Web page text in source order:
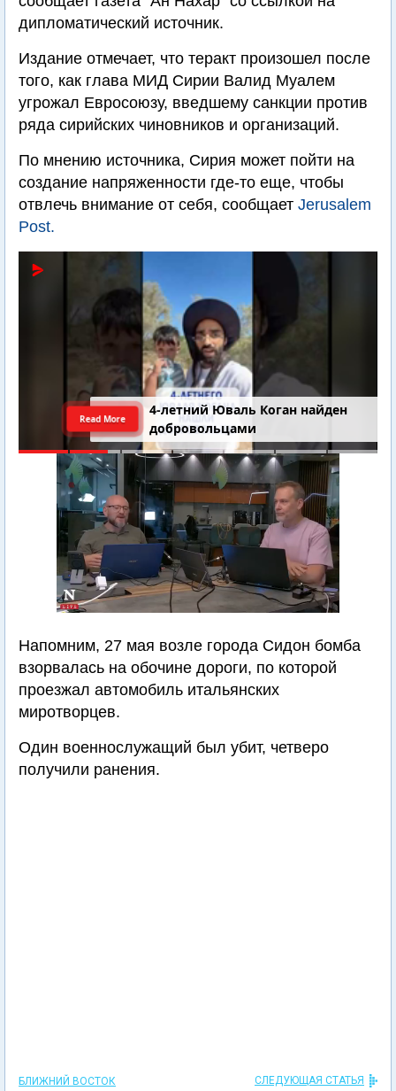
дипломатический источник.
Издание отмечает, что теракт произошел после
того, как глава МИД Сирии Валид Муалем
угрожал Евросоюзу, введшему санкции против
ряда сирийских чиновников и организаций.
По мнению источника, Сирия может пойти на
создание напряженности где-то еще, чтобы
отвлечь внимание от себя, сообщает Jerusalem
Post.
4-летний Юваль Коган найден
добровольцами
Read More
Напомним, 27 мая возле города Сидон бомба
взорвалась на обочине дороги, по которой
проезжал автомобиль итальянских
миротворцев.
Один военнослужащий был убит, четверо
получили ранения.
БЛИЖНИЙ ВОСТОК СЛЕДУЮЩАЯ СТАТЬЯ